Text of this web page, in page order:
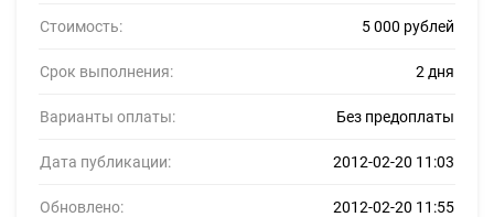
Стоимость: 5 000 рублей
Срок выполнения: 2 дня
Варианты оплаты: Без предоплаты
Дата публикации: 2012-02-20 11:03
Обновлено: 2012-02-20 11:55